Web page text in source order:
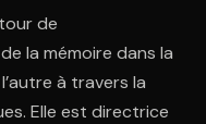
de
la mémoire dans la
à travers la
Elle est directrice